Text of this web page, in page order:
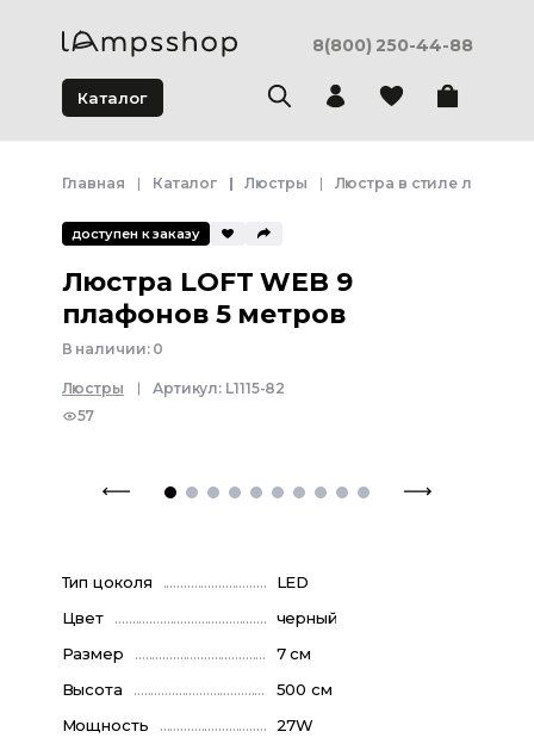
8(800) 250-44-88
Каталог
Главная Каталог Люстры Люстра в стиле лофт
доступен к заказу
Люстра LOFT WEB 9
плафонов 5 метров
В наличии: 0
Люстры Артикул: L1115-82
57
Тип цоколя
LED
Цвет
черный
Размер
7 см
Высота
500 см
Мощность
27W